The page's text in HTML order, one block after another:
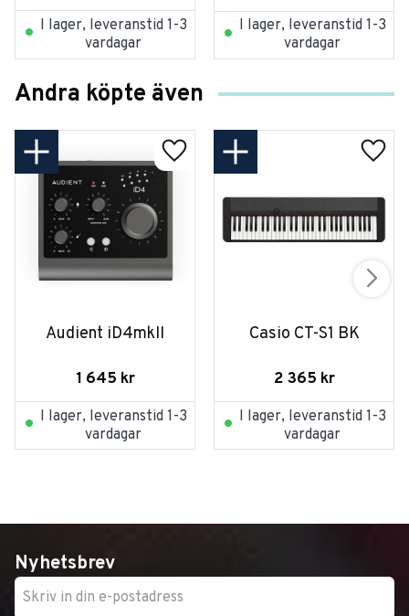
I lager, leveranstid 1-3
vardagar
I lager, leveranstid 1-3
vardagar
Andra köpte även
Audient iD4mkII
1 645 kr
I lager, leveranstid 1-3
vardagar
Casio CT-S1 BK
2 365 kr
I lager, leveranstid 1-3
vardagar
Nyhetsbrev